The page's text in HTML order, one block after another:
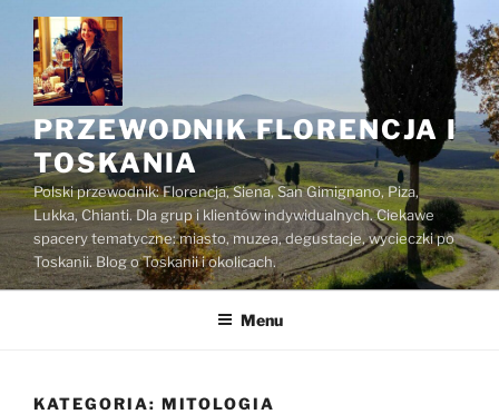
Przejdź
treści
PRZEWODNIK FLORENCJA I
TOSKANIA
Polski przewodnik: Florencja, Siena, San Gimignano, Piza,
Lukka, Chianti. Dla grup i klientów indywidualnych. Ciekawe
spacery tematyczne: miasto, muzea, degustacje, wycieczki po
Toskanii. Blog o Toskanii i okolicach.
Menu
KATEGORIA: MITOLOGIA